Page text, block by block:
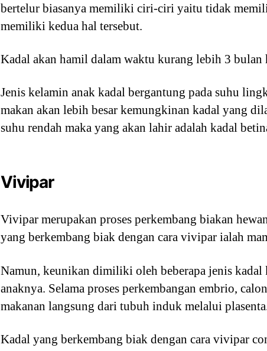
bertelur biasanya memiliki ciri-ciri yaitu tidak
memiliki kedua hal tersebut.
Kadal akan hamil dalam waktu kurang lebih 3
Jenis kelamin anak kadal bergantung pada suhu
makan akan lebih besar kemungkinan kadal yang
suhu rendah maka yang akan lahir adalah kadal
Vivipar
Vivipar merupakan proses perkembang biakan
yang berkembang biak dengan cara vivipar ialah
Namun, keunikan dimiliki oleh beberapa jenis kadal
anaknya. Selama proses perkembangan embrio,
makanan langsung dari tubuh induk melalui
Kadal yang berkembang biak dengan cara vivipar